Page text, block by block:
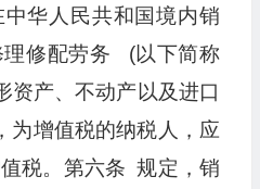
华人民共和国境内销
理修配劳务 (以下简称
资产、不动产以及进口
为增值税的纳税人，应
税。第六条 规定，销